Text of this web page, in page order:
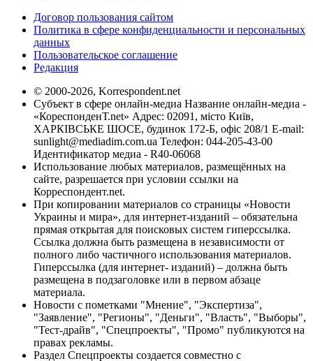
Договор пользования сайтом
Политика в сфере конфиденциальности и персональных
данных
Пользовательское соглашение
Редакция
© 2000-2026, Korrespondent.net
Субъект в сфере онлайн-медиа Название онлайн-медиа -
«КореспонденТ.net» Адрес: 02091, місто Київ,
ХАРКІВСЬКЕ ШОСЕ, будинок 172-Б, офіс 208/1 E-mail:
sunlight@mediadim.com.ua Телефон: 044-205-43-00
Идентификатор медиа - R40-06068
Использование любых материалов, размещённых на
сайте, разрешается при условии ссылки на
Корреспондент.net.
При копировании материалов со страницы «Новости
Украины и мира», для интернет-изданий – обязательна
прямая открытая для поисковых систем гиперссылка.
Ссылка должна быть размещена в независимости от
полного либо частичного использования материалов.
Гиперссылка (для интернет- изданий) – должна быть
размещена в подзаголовке или в первом абзаце
материала.
Новости с пометками "Мнение", "Экспертиза",
"Заявление", "Регионы", "Деньги", "Власть", "Выборы",
"Тест-драйв", "Спецпроекты", "Промо" публикуются на
правах рекламы.
Раздел Спецпроекты создается совместно с